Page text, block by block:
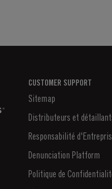
CUSTOMER SUPPORT
Sitemap
Distributeurs et
Responsabilité
Denunciation Platform
Politique de